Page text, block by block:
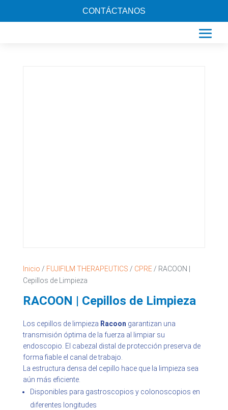
CONTÁCTANOS
Inicio / FUJIFILM THERAPEUTICS / CPRE/ RACOON |
Cepillos de Limpieza
RACOON | Cepillos de Limpieza
Los cepillos de limpieza Racoon garantizan una
transmisión óptima de la fuerza al limpiar su
endoscopio. El cabezal distal de protección preserva de
forma fiable el canal de trabajo.
La estructura densa del cepillo hace que la limpieza sea
aún más eficiente.
Disponibles para gastroscopios y colonoscopios en
diferentes longitudes